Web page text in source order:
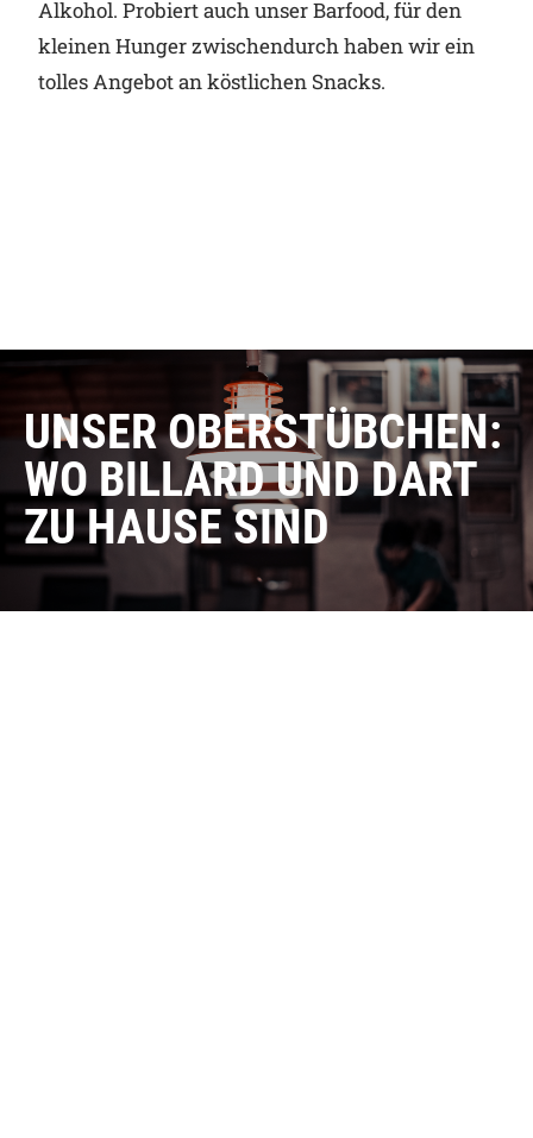
Alkohol. Probiert auch unser Barfood, für den
kleinen Hunger zwischendurch haben wir ein
tolles Angebot an köstlichen Snacks.
UNSER OBERSTÜBCHEN:
WO BILLARD UND DART
ZU HAUSE SIND